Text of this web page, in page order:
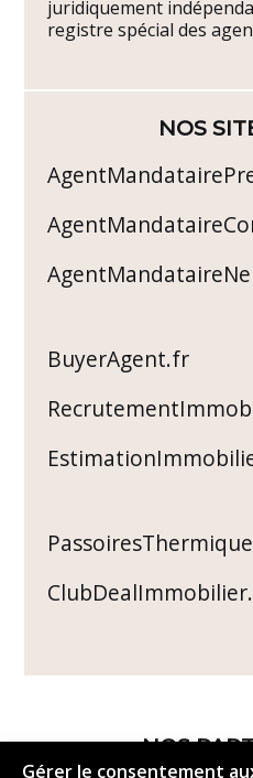
Gérer le consentement
juridiquement
registre spécial des
NOS
BuyerAgent.fr
NOS